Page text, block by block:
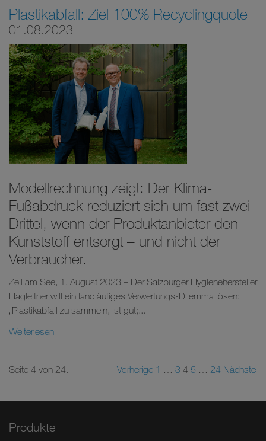
Plastikabfall: Ziel 100% Recyclingquote
01.08.2023
Modellrechnung zeigt: Der Klima-
Fußabdruck reduziert sich um fast zwei
Drittel, wenn der Produktanbieter den
Kunststoff entsorgt – und nicht der
Verbraucher.
Zell am See, 1. August 2023 – Der Salzburger Hygienehersteller
Hagleitner will ein landläufiges Verwertungs-Dilemma lösen:
„Plastikabfall zu sammeln, ist gut;...
Weiterlesen
Seite 4 von 24. Vorherige 1 … 3 4 5 … 24 Nächste
Produkte